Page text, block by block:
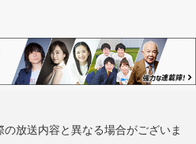
放送内容と異なる場合がございま